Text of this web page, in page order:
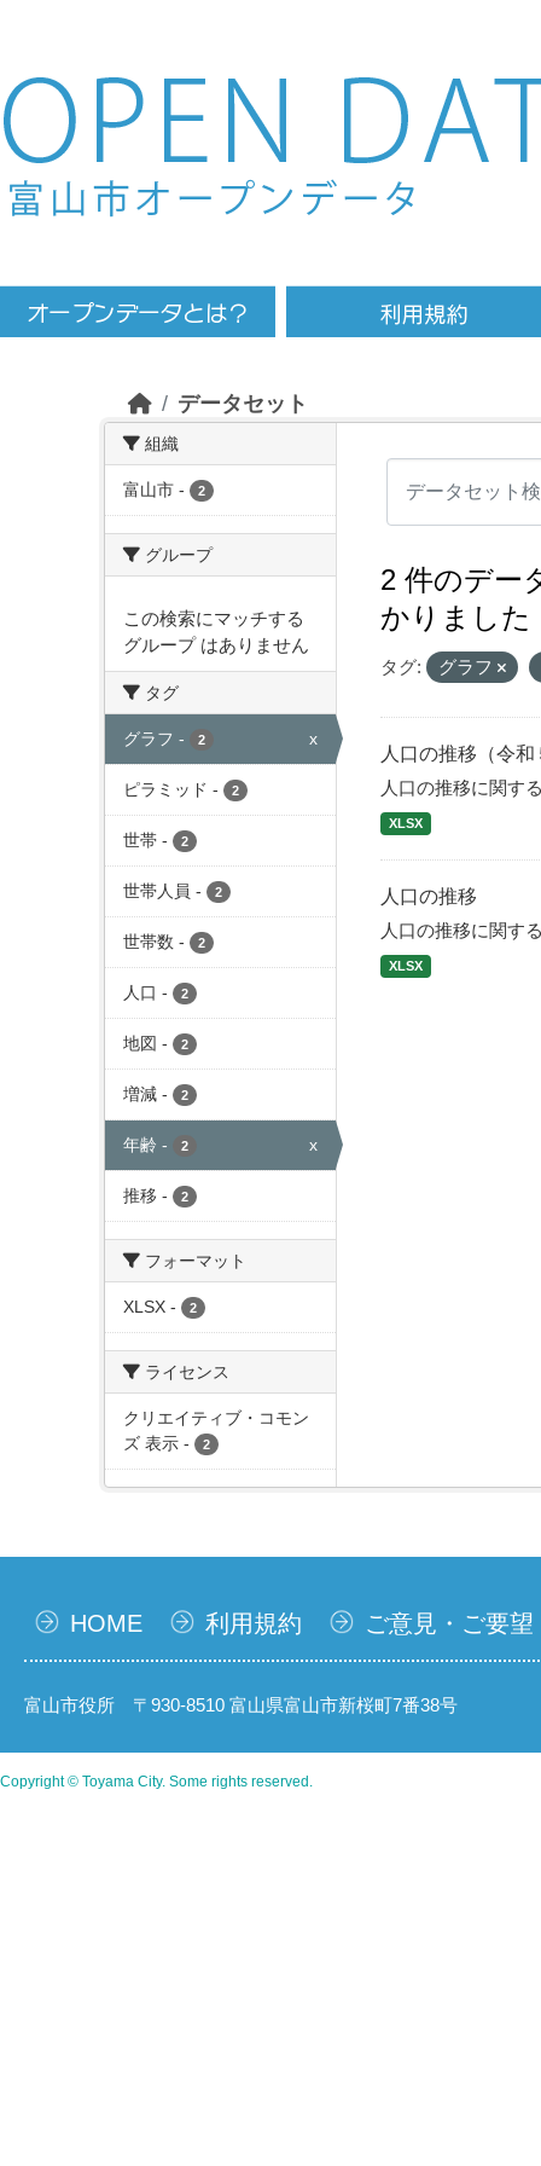
Skip to main content
データセット
組織
富山市 - 2
グループ
この検索にマッチする
グループ はありません
タグ
グラフ - 2 x
ピラミッド - 2
世帯 - 2
世帯人員 - 2
世帯数 - 2
人口 - 2
地図 - 2
増減 - 2
年齢 - 2 x
推移 - 2
フォーマット
XLSX - 2
ライセンス
クリエイティブ・コモン
ズ 表示 - 2
2 件のデー
かりました
タグ: グラフ
人口の推移（令和
人口の推移に関す
XLSX
人口の推移
人口の推移に関す
XLSX
HOME 利用規約 ご意見・ご要望
富山市役所 〒930-8510 富山県富山市新桜町7番38号
Copyright © Toyama City. Some rights reserved.